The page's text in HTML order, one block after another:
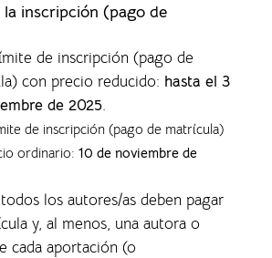
la inscripción (pago de
de inscripción (pago de
con precio reducido: hasta el 3
de 2025.
de inscripción (pago de matrícula)
ordinario: 10 de noviembre de
los autores/as deben pagar
y, al menos, una autora o
cada aportación (o